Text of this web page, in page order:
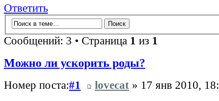
Ответить
Сообщений: 3 • Страница 1 из 1
Можно ли ускорить роды?
Номер поста:#1 lovecat » 17 янв 2010,